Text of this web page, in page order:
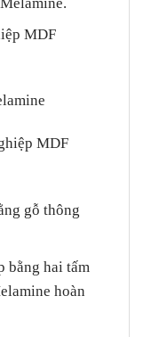
MDF
MDF
gỗ thông
bằng hai tấm
hoàn